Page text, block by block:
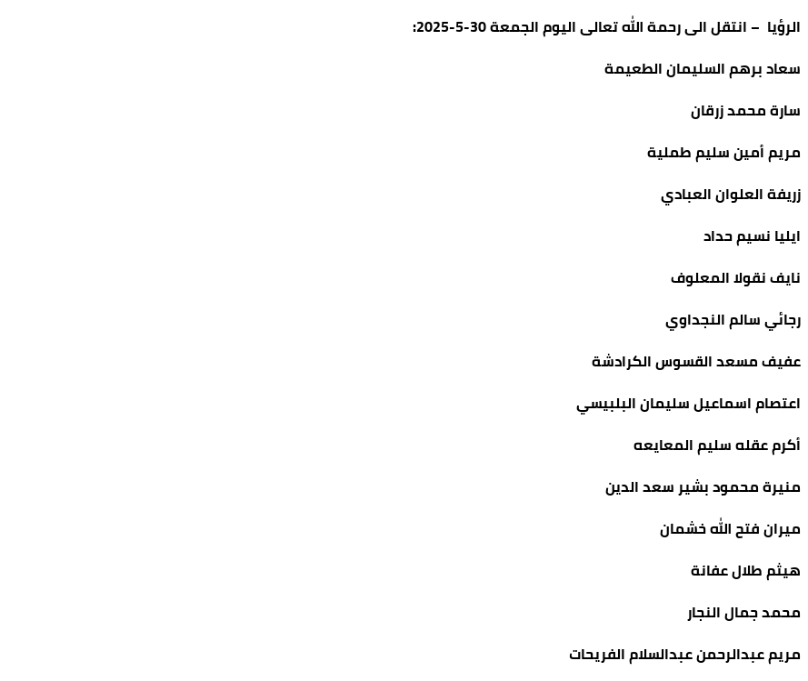
الرؤيا – انتقل الى رحمة الله تعالى اليوم الجمعة 30-5-2025:
سعاد برهم السليمان الطعيمة
سارة محمد زرقان
مريم أمين سليم طملية
زريفة العلوان العبادي
ايليا نسيم حداد
نايف نقولا المعلوف
رجائي سالم النجداوي
عفيف مسعد القسوس الكرادشة
اعتصام اسماعيل سليمان البلبيسي
أكرم عقله سليم المعايعه
منيرة محمود بشير سعد الدين
ميران فتح الله خشمان
هيثم طلال عفانة
محمد جمال النجار
مريم عبدالرحمن عبدالسلام الفريحات